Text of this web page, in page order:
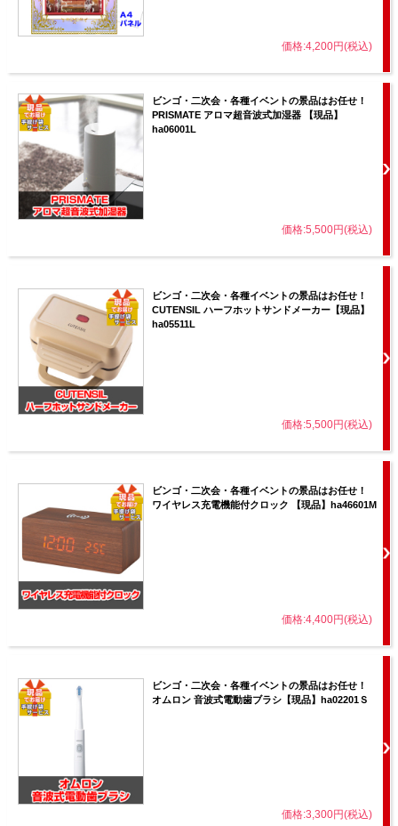
価格:4,200円(税込)
ビンゴ・二次会・各種イベントの景品はお任せ！
PRISMATE アロマ超音波式加湿器 【現品】
ha06001L
価格:5,500円(税込)
ビンゴ・二次会・各種イベントの景品はお任せ！
CUTENSIL ハーフホットサンドメーカー【現品】
ha05511L
価格:5,500円(税込)
ビンゴ・二次会・各種イベントの景品はお任せ！
ワイヤレス充電機能付クロック 【現品】ha46601M
価格:4,400円(税込)
ビンゴ・二次会・各種イベントの景品はお任せ！
オムロン 音波式電動歯ブラシ【現品】ha02201Ｓ
価格:3,300円(税込)